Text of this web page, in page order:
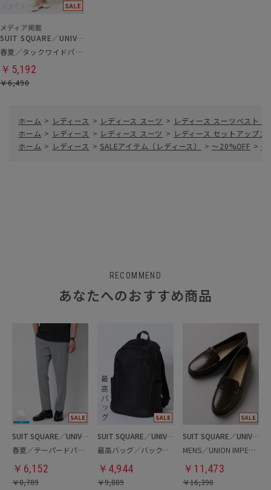
SUIT SQUARE／UNIVERSAL LANGUAGE／WHITE
春夏／タックワイドパンツ
￥5,192
￥6,490
ホーム > レディース > レディース スーツ > レディース スーツベスト・
ホーム > レディース > レディース スーツ > レディース セットアップス
ホーム > レディース > SALEアイテム（レディース） > ～20%OFF > ダ
RECOMMEND
あなたへのおすすめ商品
SUIT SQUARE／UNIVERSAL LANGUAGE
春夏／テーパードパンツ
￥ 6,152
￥8,789
SUIT SQUARE／UNIVERSAL LANGUAGE
最高バッグ／バックパック
￥ 4,944
￥9,889
SUIT SQUARE／UNIVERSAL LANGUAGE
MENS／UNION IMPERIAL監修／コインローファー
￥ 11,473
￥16,390